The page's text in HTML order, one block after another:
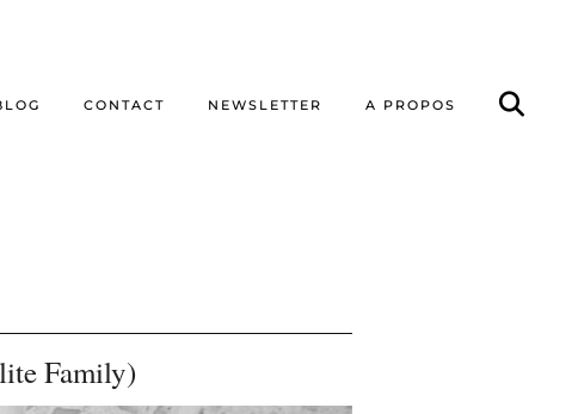
CONTACT NEWSLETTER A PROPOS
Family)